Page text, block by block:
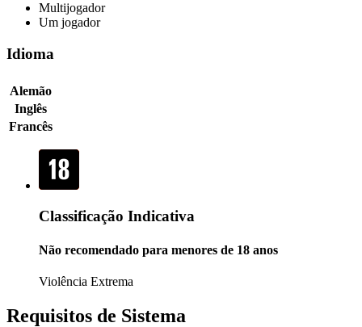
Multijogador
Um jogador
Idioma
Alemão
Inglês
Francês
Classificação Indicativa
Não recomendado para menores de 18 anos
Violência Extrema
Requisitos de Sistema